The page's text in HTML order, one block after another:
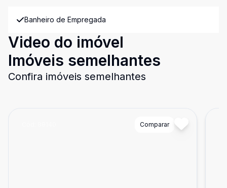
Banheiro de Empregada
Video do imóvel
Imóveis semelhantes
Confira imóveis semelhantes
Comparar